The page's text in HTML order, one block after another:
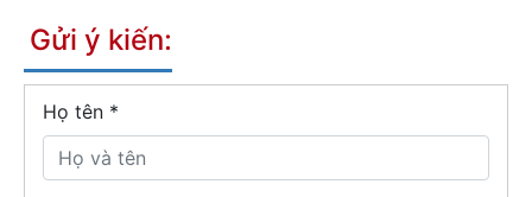
Gửi ý kiến:
Họ tên *